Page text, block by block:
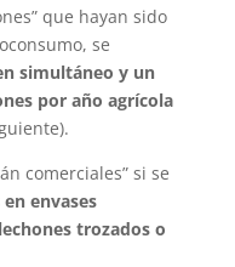
que hayan sido
se
simultáneo y un
por año agrícola
comerciales” si se
envases
trozados o